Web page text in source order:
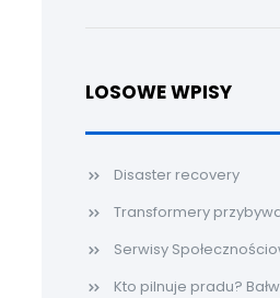
LOSOWE WPISY
Disaster recovery
Transformery
Serwisy
Kto pilnuje pradu?